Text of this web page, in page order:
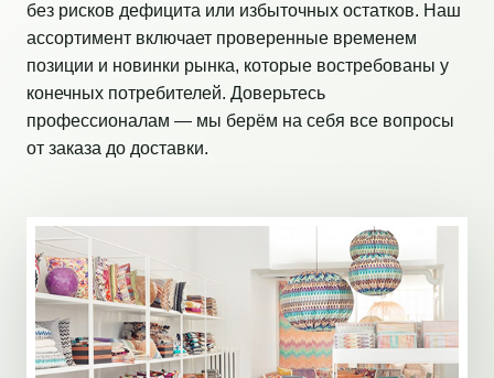
без рисков дефицита или избыточных остатков. Наш
ассортимент включает проверенные временем
позиции и новинки рынка, которые востребованы у
конечных потребителей. Доверьтесь
профессионалам — мы берём на себя все вопросы
от заказа до доставки.